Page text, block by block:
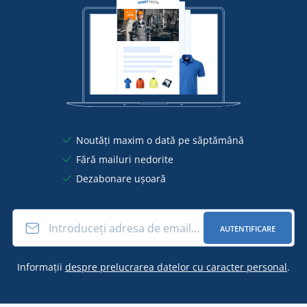
Noutăți maxim o dată pe săptămână
Fără mailuri nedorite
Dezabonare ușoară
AUTENTIFICARE
Informații despre prelucrarea datelor cu caracter personal.